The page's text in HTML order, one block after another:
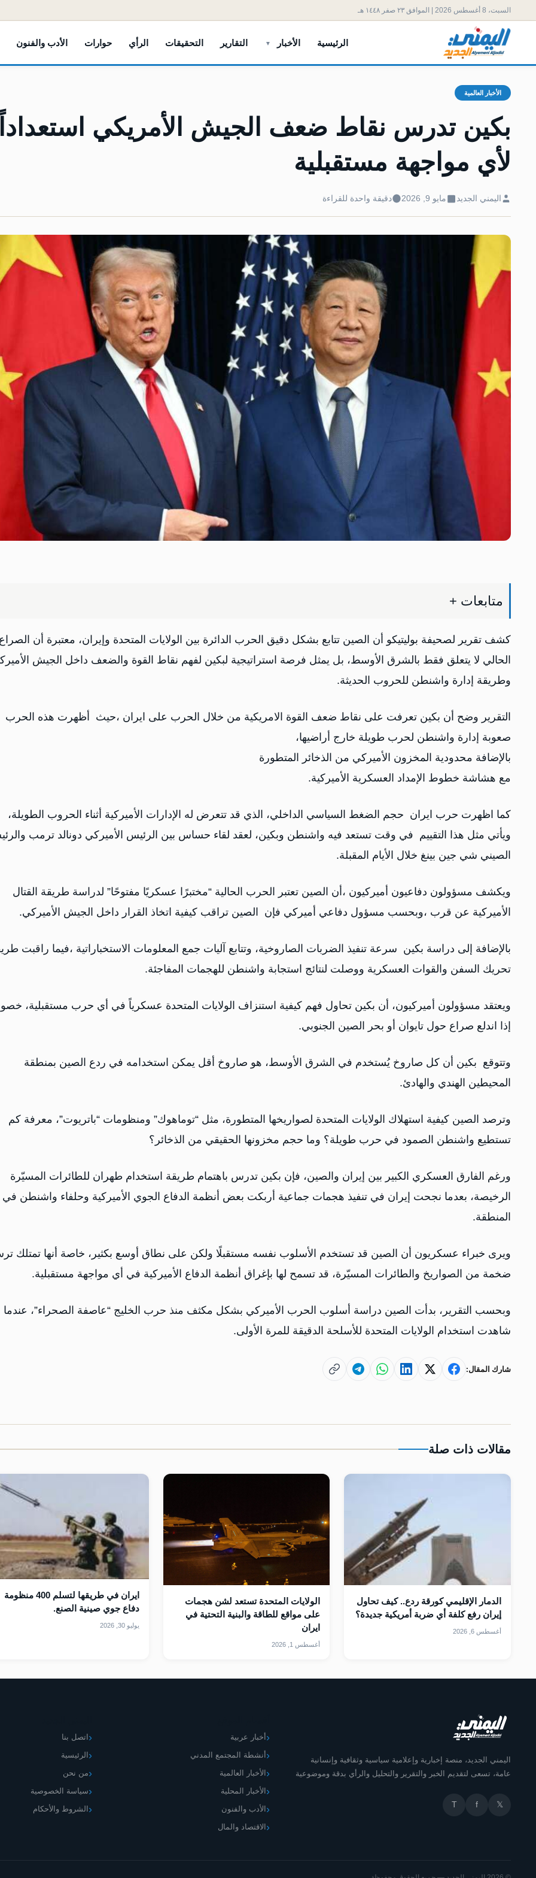
السبت، 8 أغسطس 2026 | الموافق ٢٣ صفر ١٤٤٨ هـ
الرئيسية الأخبار التقارير التحقيقات الرأي حوارات الأدب والفنون
الأخبار العالمية
بكين تدرس نقاط ضعف الجيش الأمريكي
لأي مواجهة مستقبلية
اليمني الجديد مايو 9, 2026 دقيقة واحدة للقراءة
متابعات +
كشف تقرير لصحيفة بوليتيكو أن الصين تتابع بشكل دقيق الحرب الدائرة بين الولايات المتحدة وإيران، معتبرة أن
الحالي لا يتعلق فقط بالشرق الأوسط، بل يمثل فرصة استراتيجية لبكين لفهم نقاط القوة والضعف داخل الجيش
وطريقة إدارة واشنطن للحروب الحديثة.
التقرير وضح أن بكين تعرفت على نقاط ضعف القوة الامريكية من خلال الحرب على ايران ،حيث أظهرت هذه الحرب
صعوبة إدارة واشنطن لحرب طويلة خارج أراضيها،
بالإضافة محدودية المخزون الأميركي من الذخائر المتطورة
مع هشاشة خطوط الإمداد العسكرية الأميركية.
كما اظهرت حرب ايران حجم الضغط السياسي الداخلي، الذي قد تتعرض له الإدارات الأميركية أثناء الحروب الطويلة،
ويأتي مثل هذا التقييم في وقت تستعد فيه واشنطن وبكين، لعقد لقاء حساس بين الرئيس الأميركي دونالد ترمب
الصيني شي جين بينغ خلال الأيام المقبلة.
ويكشف مسؤولون دفاعيون أميركيون ،أن الصين تعتبر الحرب الحالية “مختبرًا عسكريًا مفتوحًا” لدراسة طريقة القتال
الأميركية عن قرب ،وبحسب مسؤول دفاعي أميركي فإن الصين تراقب كيفية اتخاذ القرار داخل الجيش الأميركي.
بالإضافة إلى دراسة بكين سرعة تنفيذ الضربات الصاروخية، وتتابع آليات جمع المعلومات الاستخباراتية ،فيما راقبت
تحريك السفن والقوات العسكرية ووصلت لنتائج استجابة واشنطن للهجمات المفاجئة.
ويعتقد مسؤولون أميركيون، أن بكين تحاول فهم كيفية استنزاف الولايات المتحدة عسكرياً في أي حرب مستقبلية،
إذا اندلع صراع حول تايوان أو بحر الصين الجنوبي.
وتتوقع بكين أن كل صاروخ يُستخدم في الشرق الأوسط، هو صاروخ أقل يمكن استخدامه في ردع الصين بمنطقة
المحيطين الهندي والهادئ.
وترصد الصين كيفية استهلاك الولايات المتحدة لصواريخها المتطورة، مثل “توماهوك” ومنظومات “باتريوت”، معرفة كم
تستطيع واشنطن الصمود في حرب طويلة؟ وما حجم مخزونها الحقيقي من الذخائر؟
ورغم الفارق العسكري الكبير بين إيران والصين، فإن بكين تدرس باهتمام طريقة استخدام طهران للطائرات المسيّرة
الرخيصة، بعدما نجحت إيران في تنفيذ هجمات جماعية أربكت بعض أنظمة الدفاع الجوي الأميركية وحلفاء واشنطن في
المنطقة.
ويرى خبراء عسكريون أن الصين قد تستخدم الأسلوب نفسه مستقبلًا ولكن على نطاق أوسع بكثير، خاصة أنها تمتلك
ضخمة من الصواريخ والطائرات المسيّرة، قد تسمح لها بإغراق أنظمة الدفاع الأميركية في أي مواجهة مستقبلية.
وبحسب التقرير، بدأت الصين دراسة أسلوب الحرب الأميركي بشكل مكثف منذ حرب الخليج “عاصفة الصحراء”، عندما
شاهدت استخدام الولايات المتحدة للأسلحة الدقيقة للمرة الأولى.
شارك المقال:
مقالات ذات صلة
الدمار الإقليمي كورقة ردع.. كيف تحاول
إيران رفع كلفة أي ضربة أمريكية جديدة؟
أغسطس 6, 2026
الولايات المتحدة تستعد لشن هجمات
على مواقع للطاقة والبنية التحتية في
ايران
أغسطس 1, 2026
ايران في طريقها لتسلم 400 منظومة
دفاع جوي صينية الصنع.
يوليو 30, 2026
اليمني الجديد، منصة إخبارية وإعلامية سياسية وثقافية وإنسانية
عامة، تسعى لتقديم الخبر والتقرير والتحليل والرأي بدقة وموضوعية
𝕏
f
T
أخبار عربية
أنشطة المجتمع المدني
الأخبار العالمية
الأخبار المحلية
الأدب والفنون
الاقتصاد والمال
اتصل بنا
الرئيسية
من نحن
سياسة الخصوصية
الشروط والأحكام